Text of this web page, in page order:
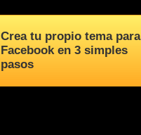
Crea tu propio tema para
Facebook en 3 simples
pasos